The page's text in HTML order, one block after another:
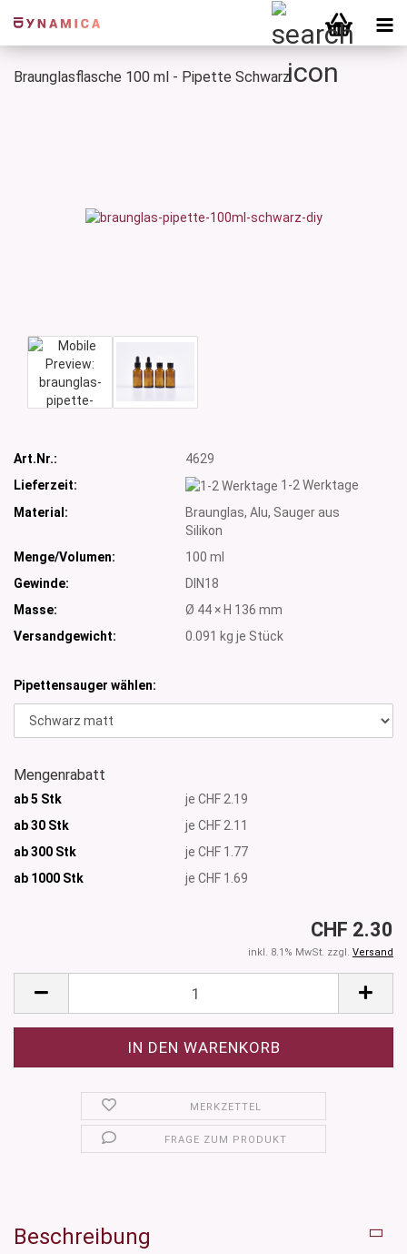
Braunglasflasche 100 ml - Pipette Schwarz
Art.Nr.:
4629
Lieferzeit:
1-2 Werktage
Material:
Braunglas, Alu, Sauger aus
Silikon
Menge/Volumen:
100 ml
Gewinde:
DIN18
Masse:
Ø 44 × H 136 mm
Versandgewicht:
0.091 kg je Stück
Pipettensauger wählen:
Mengenrabatt
ab 5 Stk
je CHF 2.19
ab 30 Stk
je CHF 2.11
ab 300 Stk
je CHF 1.77
ab 1000 Stk je CHF 1.69
CHF 2.30
inkl. 8.1% MwSt. zzgl. Versand
MERKZETTEL
FRAGE ZUM PRODUKT
Beschreibung